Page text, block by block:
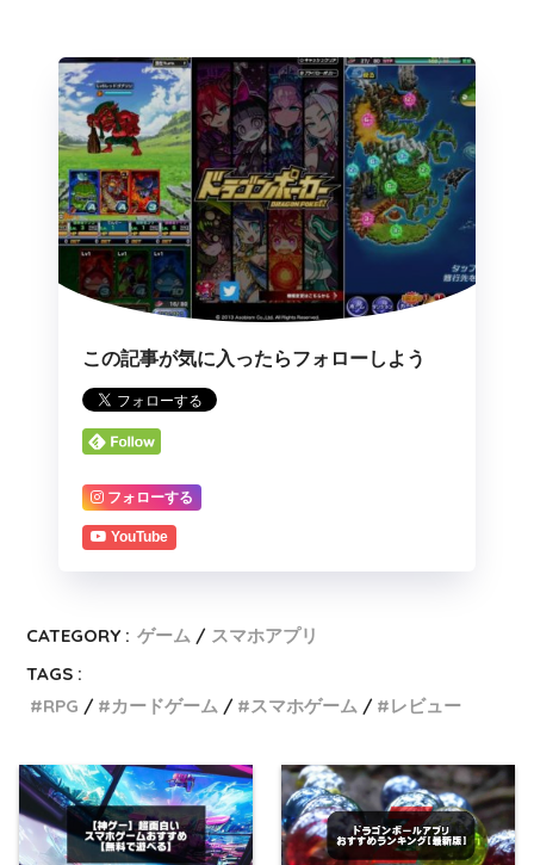
この記事が気に入ったらフォローしよう
フォローする
YouTube
CATEGORY : ゲーム
スマホアプリ
TAGS :
RPG
カードゲーム スマホゲーム レビュー